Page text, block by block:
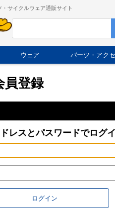
サイクルウェア通販サイト
ウェア パーツ・アク
員登録
レスとパスワードでログ